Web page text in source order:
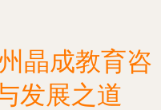
晶成教育咨
发展之道